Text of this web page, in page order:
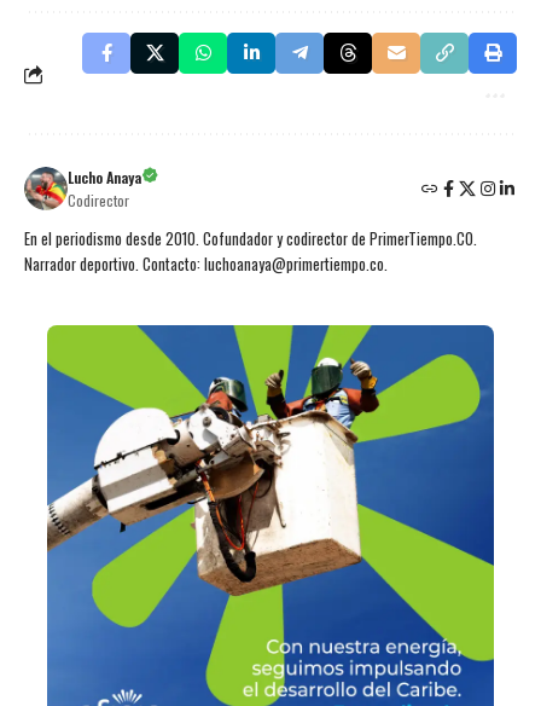
Lucho Anaya
Codirector
En el periodismo desde 2010. Cofundador y codirector de PrimerTiempo.CO.
Narrador deportivo. Contacto: luchoanaya@primertiempo.co.